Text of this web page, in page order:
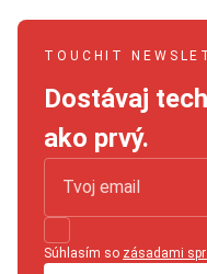
TOUCHIT
Dostávaj
ako prvý.
Súhlasím so zásadami